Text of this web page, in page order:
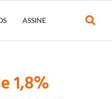
ASSINE
1,8%